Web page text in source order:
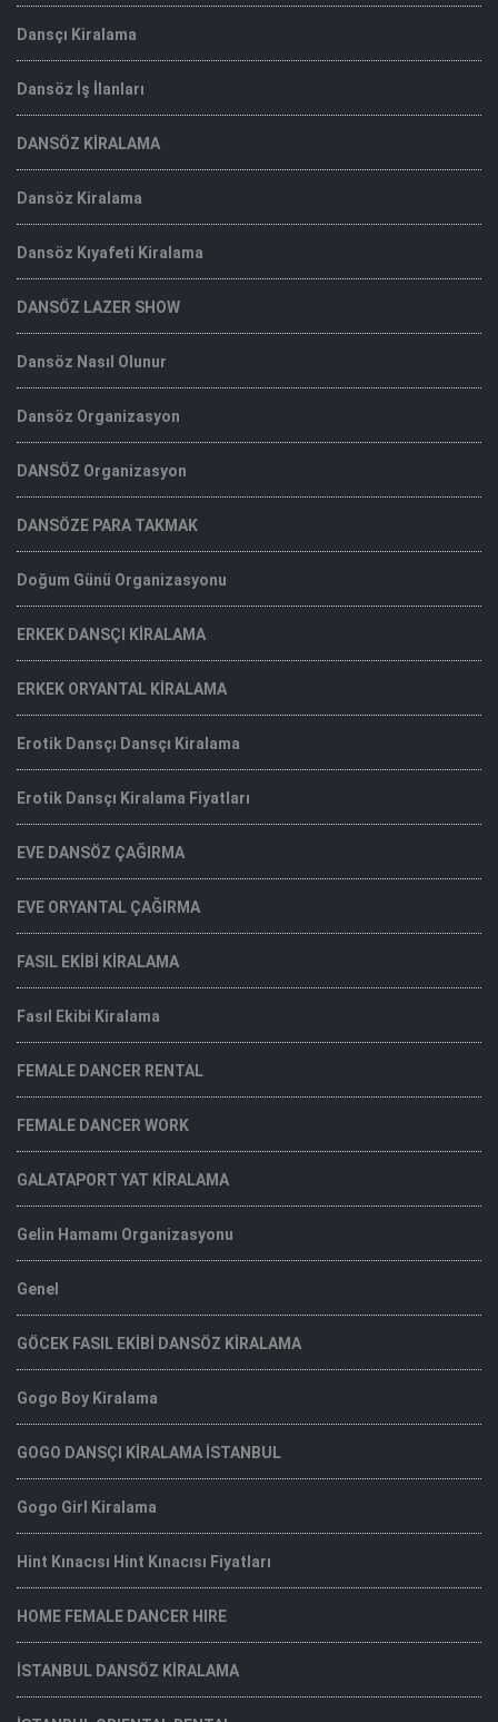
Dansçı Kiralama
Dansöz İş İlanları
DANSÖZ KİRALAMA
Dansöz Kiralama
Dansöz Kıyafeti Kiralama
DANSÖZ LAZER SHOW
Dansöz Nasıl Olunur
Dansöz Organizasyon
DANSÖZ Organizasyon
DANSÖZE PARA TAKMAK
Doğum Günü Organizasyonu
ERKEK DANSÇI KİRALAMA
ERKEK ORYANTAL KİRALAMA
Erotik Dansçı Dansçı Kiralama
Erotik Dansçı Kiralama Fiyatları
EVE DANSÖZ ÇAĞIRMA
EVE ORYANTAL ÇAĞIRMA
FASIL EKİBİ KİRALAMA
Fasıl Ekibi Kiralama
FEMALE DANCER RENTAL
FEMALE DANCER WORK
GALATAPORT YAT KİRALAMA
Gelin Hamamı Organizasyonu
Genel
GÖCEK FASIL EKİBİ DANSÖZ KİRALAMA
Gogo Boy Kiralama
GOGO DANSÇI KİRALAMA İSTANBUL
Gogo Girl Kiralama
Hint Kınacısı Hint Kınacısı Fiyatları
HOME FEMALE DANCER HIRE
İSTANBUL DANSÖZ KİRALAMA